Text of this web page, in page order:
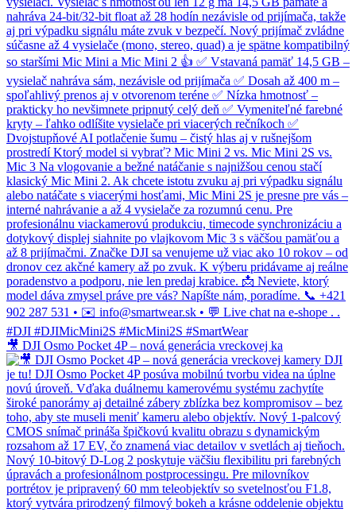
🎥 DJI Osmo Pocket 4P – nová generácia vreckovej ka